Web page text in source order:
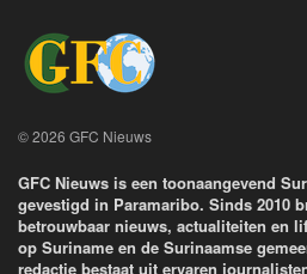
© 2026 GFC Nieuws
GFC Nieuws is een toonaangevend
gevestigd in Paramaribo. Sinds 2010
betrouwbaar nieuws, actualiteiten en
op Suriname en de Surinaamse
redactie bestaat uit ervaren